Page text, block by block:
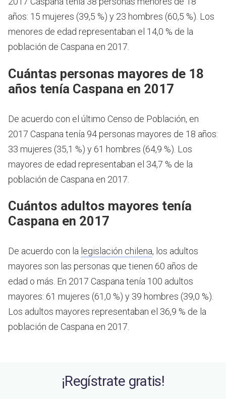
años: 15 mujeres (39,5 %) y 23 hombres (60,5 %). Los
menores de edad representaban el 14,0 % de la
población de Caspana en 2017.
Cuántas personas mayores de 18
años tenía Caspana en 2017
De acuerdo con el último Censo de Población, en
2017 Caspana tenía 94 personas mayores de 18 años:
33 mujeres (35,1 %) y 61 hombres (64,9 %). Los
mayores de edad representaban el 34,7 % de la
población de Caspana en 2017.
Cuántos adultos mayores tenía
Caspana en 2017
De acuerdo con la legislación chilena, los adultos
mayores son las personas que tienen 60 años de
edad o más. En 2017 Caspana tenía 100 adultos
mayores: 61 mujeres (61,0 %) y 39 hombres (39,0 %).
Los adultos mayores representaban el 36,9 % de la
población de Caspana en 2017.
¡Regístrate gratis!